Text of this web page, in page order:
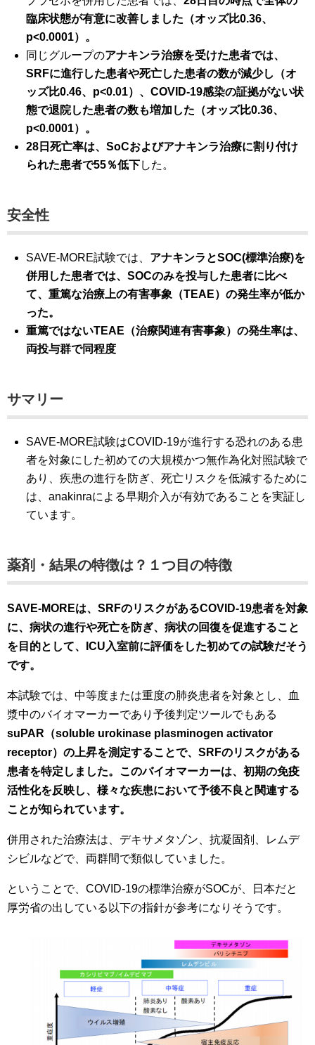
臨床状態が有意に改善しました（オッズ比0.36、
p<0.0001）。
同じグループのアナキンラ治療を受けた患者では、
SRFに進行した患者や死亡した患者の数が減少し（オ
ッズ比0.46、p<0.01）、COVID-19感染の証拠がない状
態で退院した患者の数も増加した（オッズ比0.36、
p<0.0001）。
28日死亡率は、SoCおよびアナキンラ治療に割り付け
られた患者で55％低下した。
安全性
SAVE-MORE試験では、 アナキンラとSOC(標準治療)を
併用した患者では、SOCのみを投与した患者に比べ
て、重篤な治療上の有害事象（TEAE）の発生率が低か
った。
重篤ではないTEAE（治療関連有害事象）の発生率は、
両投与群で同程度
サマリー
SAVE-MORE試験はCOVID-19が進行する恐れのある患
者を対象にした初めての大規模かつ無作為化対照試験で
あり、疾患の進行を防ぎ、死亡リスクを低減するために
は、anakinraによる早期介入が有効であることを実証し
ています。
薬剤・結果の特徴は？１つ目の特徴
SAVE-MOREは、SRFのリスクがあるCOVID-19患者を対象
に、病状の進行や死亡を防ぎ、病状の回復を促進すること
を目的として、ICU入室前に評価をした初めての試験だそう
です。
本試験では、中等度または重度の肺炎患者を対象とし、血
漿中のバイオマーカーであり予後判定ツールでもある
suPAR（soluble urokinase plasminogen activator
receptor）の上昇を測定することで、SRFのリスクがある
患者を特定しました。このバイオマーカーは、初期の免疫
活性化を反映し、様々な疾患において予後不良と関連する
ことが知られています。
併用された治療法は、デキサメタゾン、抗凝固剤、レムデ
シビルなどで、両群間で類似していました。
ということで、COVID-19の標準治療がSOCが、日本だと
厚労省の出している以下の指針が参考になりそうです。